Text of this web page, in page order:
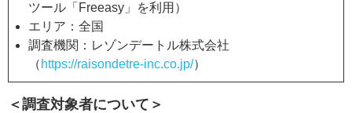
ツール「Freeasy」を利用）
エリア：全国
調査機関：レゾンデートル株式会社
（ https://raisondetre-inc.co.jp/）
＜調査対象者について＞